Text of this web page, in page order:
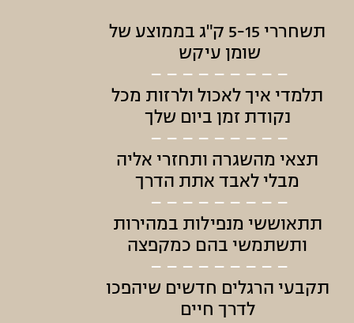
תשחררי 5-15 ק"ג בממוצע של
שומן עיקש
– – – – – – – – –
תלמדי איך לאכול ולרזות מכל
נקודת זמן ביום שלך
– – – – – – – – –
תצאי מהשגרה ותחזרי אליה
מבלי לאבד אתת הדרך
– – – – – – – – –
תתאוששי מנפילות במהירות
ותשתמשי בהם כמקפצה
– – – – – – – – –
תקבעי הרגלים חדשים שיהפכו
לדרך חיים